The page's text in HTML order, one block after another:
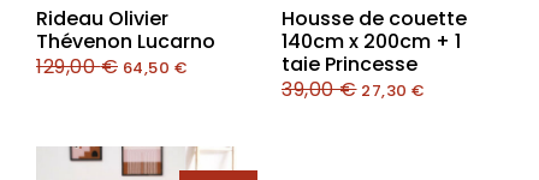
Rideau Olivier
Thévenon Lucarno
129,00€ 64,50 €
Housse de couette
140cm x 200cm + 1
taie Princesse
39,00€ 27,30 €